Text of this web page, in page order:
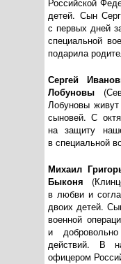
детей. Сын
с первых дней
специальной
подарила
Сергей
Лобуновы
Лобуновы
сыновей. С
на защиту
в специальной
Михаил
Быконя
в любви и
двоих детей.
военной
и
действий. В
офицером